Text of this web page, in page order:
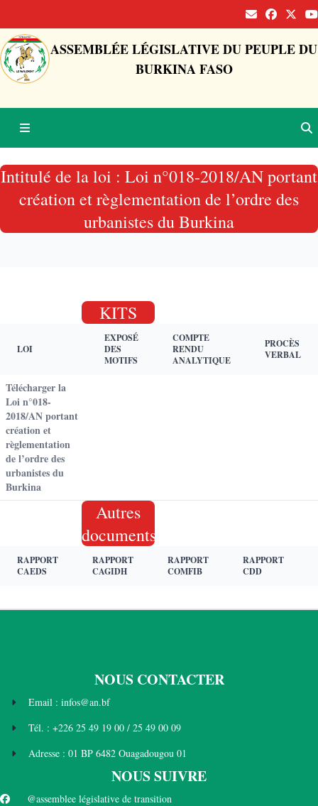
ASSEMBLÉE LÉGISLATIVE DU PEUPLE DU
BURKINA FASO
Intitulé de la loi : Loi n°018-2018/AN portant
création et règlementation de l’ordre des
urbanistes du Burkina
KITS
LOI
EXPOSÉ
DES
MOTIFS
COMPTE
RENDU
ANALYTIQUE
PROCÈS
VERBAL
Télécharger la
Loi n°018-
2018/AN portant
création et
règlementation
de l’ordre des
urbanistes du
Burkina
Autres
documents
RAPPORT
CAEDS
RAPPORT
CAGIDH
RAPPORT
COMFIB
RAPPORT
CDD
NOUS CONTACTER
Email : infos@an.bf
Tél. : +226 25 49 19 00 / 25 49 00 09
Adresse : 01 BP 6482 Ouagadougou 01
NOUS SUIVRE
@assemblee législative de transition